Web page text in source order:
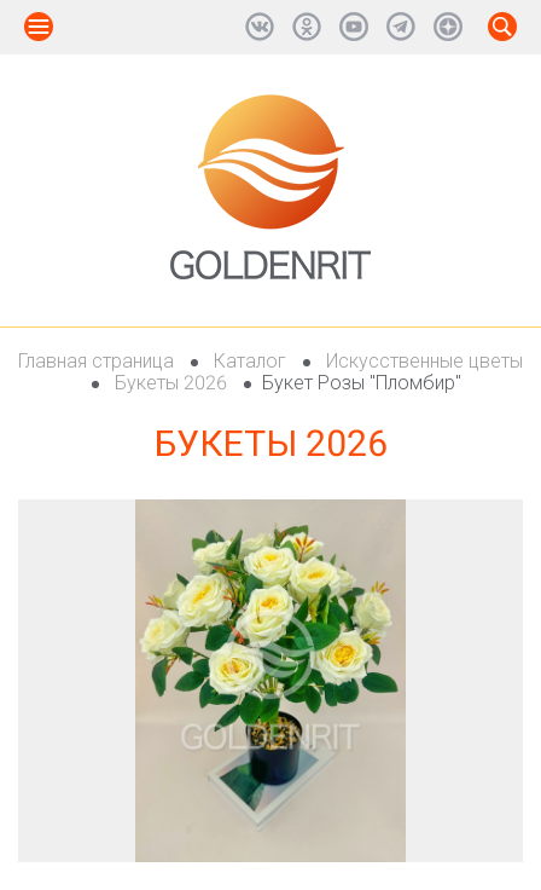
Главная страница Каталог
Искусственные цветы
Букеты 2026
Букет Розы "Пломбир"
БУКЕТЫ 2026